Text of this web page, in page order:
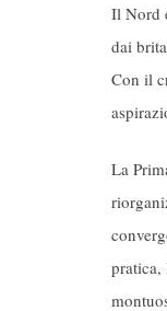
Il Nord
dai
Con il
La
pratica,